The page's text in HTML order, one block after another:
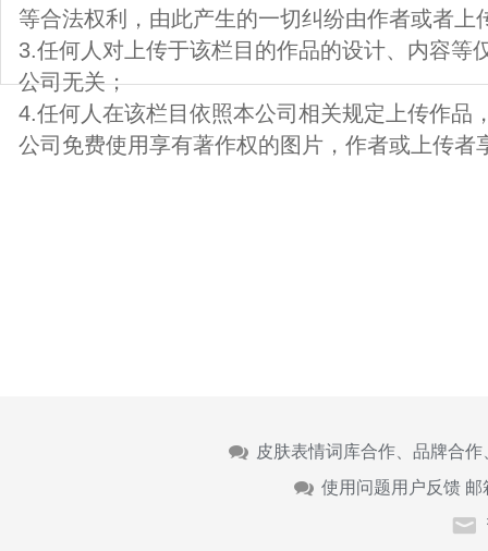
等合法权利，由此产生的一切纠纷由作者或者上
3.任何人对上传于该栏目的作品的设计、内容等
公司无关；
4.任何人在该栏目依照本公司相关规定上传作品
公司免费使用享有著作权的图片，作者或上传者
皮肤表情词库合作、品牌合
使用问题用户反馈 邮